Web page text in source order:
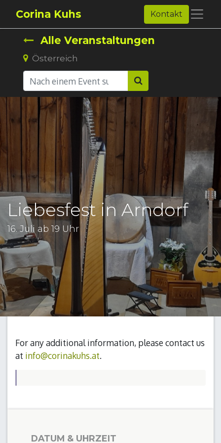
Corina Kuhs Kontakt
Alle Veranstaltungen
Österreich
Liebesfest in Arndorf
16. Juli ab 19 Uhr
For any additional information, please contact us
at info@corinakuhs.at.
DATUM & UHRZEIT